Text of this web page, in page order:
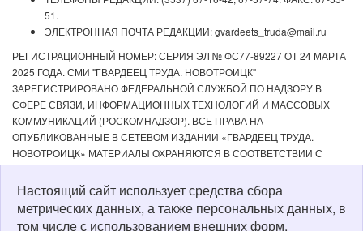
51.
ЭЛЕКТРОННАЯ ПОЧТА РЕДАКЦИИ: gvardeets_truda@mail.ru
РЕГИСТРАЦИОННЫЙ НОМЕР: СЕРИЯ ЭЛ № ФС77-89227 ОТ 24 МАРТА
2025 ГОДА. СМИ "ГВАРДЕЕЦ ТРУДА. НОВОТРОИЦК"
ЗАРЕГИСТРИРОВАНО ФЕДЕРАЛЬНОЙ СЛУЖБОЙ ПО НАДЗОРУ В
СФЕРЕ СВЯЗИ, ИНФОРМАЦИОННЫХ ТЕХНОЛОГИЙ И МАССОВЫХ
КОММУНИКАЦИЙ (РОСКОМНАДЗОР). ВСЕ ПРАВА НА
ОПУБЛИКОВАННЫЕ В СЕТЕВОМ ИЗДАНИИ «ГВАРДЕЕЦ ТРУДА.
НОВОТРОИЦК» МАТЕРИАЛЫ ОХРАНЯЮТСЯ В СООТВЕТСТВИИ С
ЗАКОНОДАТЕЛЬСТВОМ РФ. ЛЮБОЕ ИСПОЛЬЗОВАНИЕ МАТЕРИАЛОВ
ДОПУСКАЕТСЯ ТОЛЬКО ПО СОГЛАСОВАНИЮ С РЕДАКЦИЕЙ С
ОБЯЗАТЕЛЬНОЙ АКТИВНОЙ ССЫЛКОЙ НА ИСТОЧНИК. РЕДАКЦИЯ НЕ
НЕСЕТ ОТВЕТСТВЕННОСТИ ЗА ДОСТОВЕРНОСТЬ РЕКЛАМНЫХ
Настоящий сайт использует средства сбора
метрических данных, а также персональных данных, в
том числе с использованием внешних форм.